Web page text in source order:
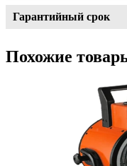
Гарантийный срок
Похожие